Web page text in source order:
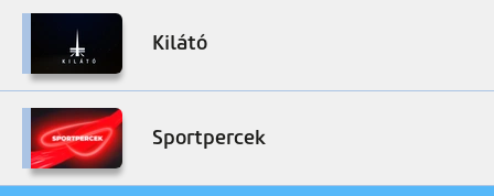
Kilátó
Sportpercek